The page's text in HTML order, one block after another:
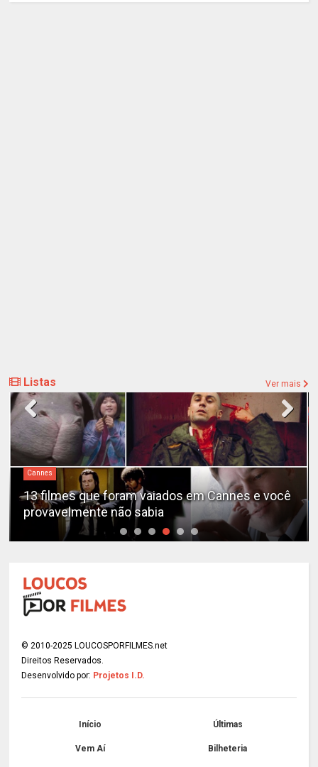
Listas Ver mais
Cannes
13 filmes que foram vaiados em Cannes e você
provavelmente não sabia
© 2010-2025 LOUCOSPORFILMES.net
Direitos Reservados.
Desenvolvido por: Projetos I.D.
Início Últimas
Vem Aí Bilheteria